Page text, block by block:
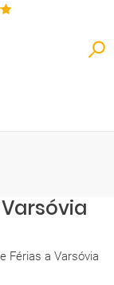
Férias a Varsóvia